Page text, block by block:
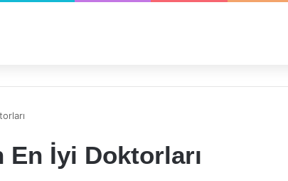
En İyi Doktorları